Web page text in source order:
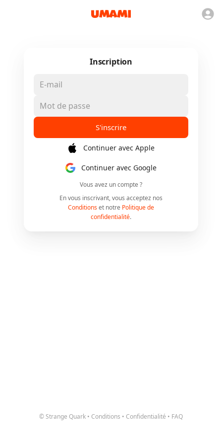
Inscription
S'inscrire
Continuer avec Apple
Continuer avec Google
Vous avez un compte ?
En vous inscrivant, vous acceptez nos
Conditionset notre Politique de
confidentialité.
© Strange Quark • Conditions • Confidentialité • FAQ